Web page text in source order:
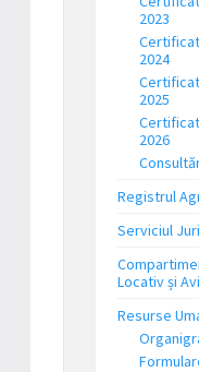
2023
2024
2025
2026
Registrul
Serviciul
Locativ și
Resurse